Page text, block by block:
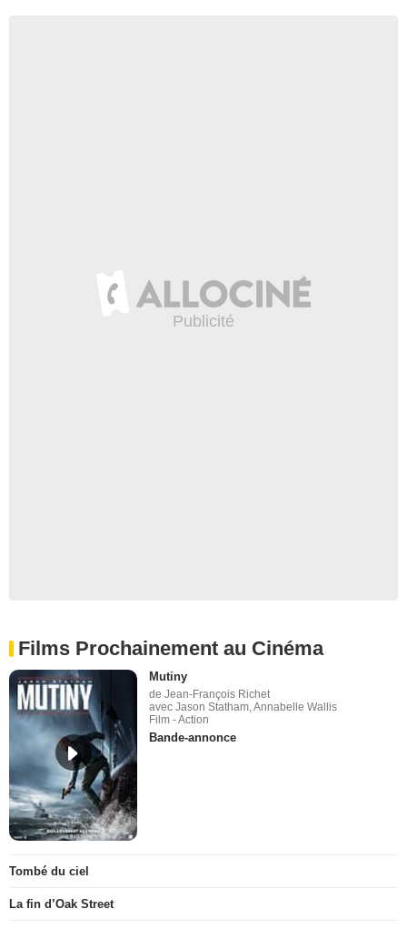
Films Prochainement au Cinéma
Mutiny
de Jean-François Richet
avec Jason Statham, Annabelle Wallis
Film - Action
Bande-annonce
Tombé du ciel
La fin d’Oak Street